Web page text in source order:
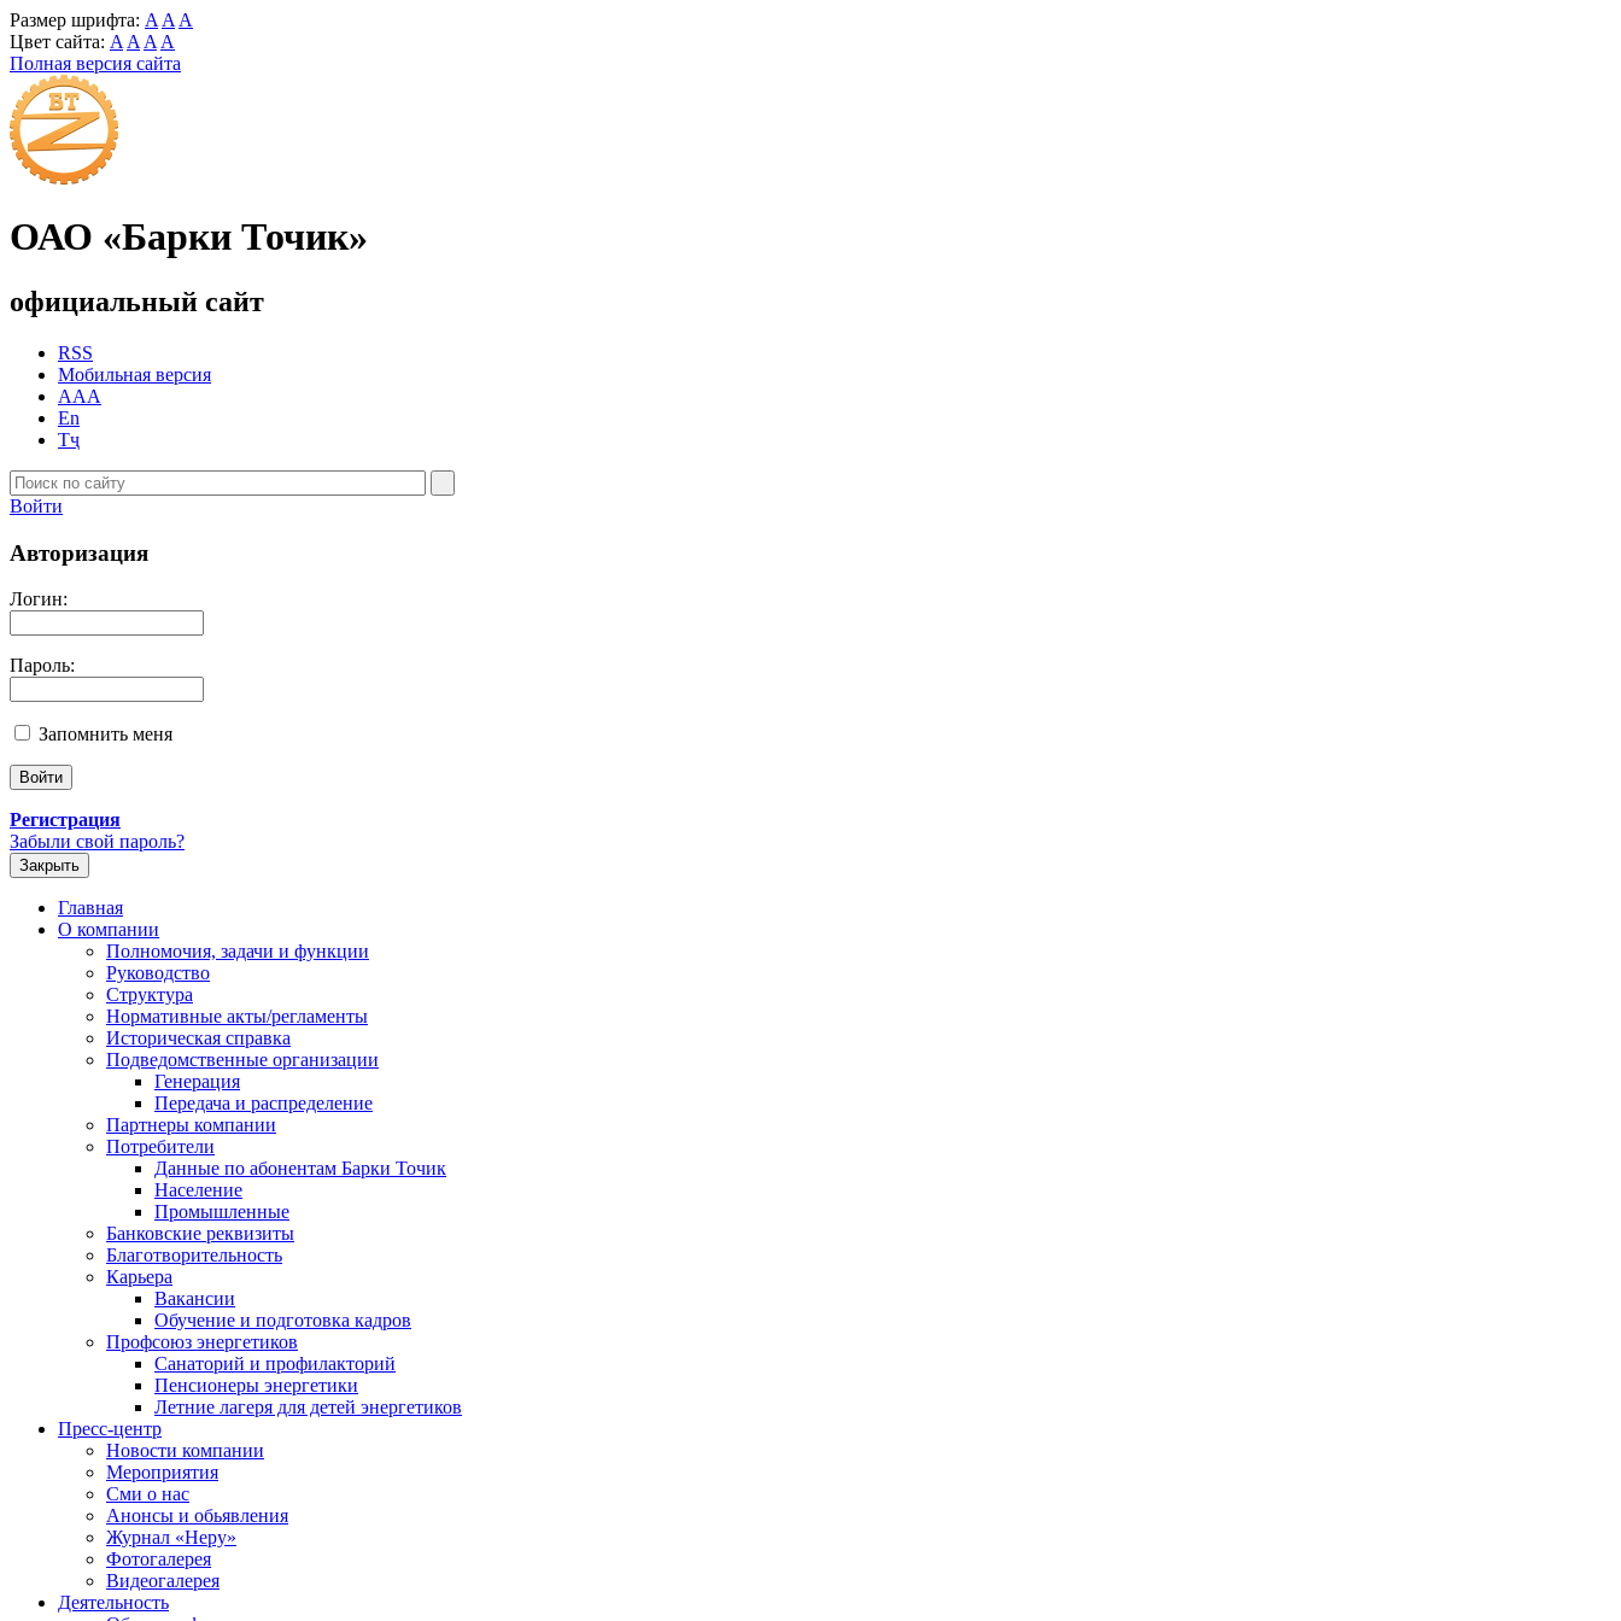
Размер шрифта: A A A
Цвет сайта: A A A A
Полная версия сайта
ОАО «Барки Точик»
официальный сайт
RSS
Мобильная версия
AAA
En
Тҷ
Войти
Авторизация
Логин:
Пароль:
Запомнить меня
Регистрация
Забыли свой пароль?
Закрыть
Главная
О компании
Полномочия, задачи и функции
Руководство
Структура
Нормативные акты/регламенты
Историческая справка
Подведомственные организации
Генерация
Передача и распределение
Партнеры компании
Потребители
Данные по абонентам Барки Точик
Население
Промышленные
Банковские реквизиты
Благотворительность
Карьера
Вакансии
Обучение и подготовка кадров
Профсоюз энергетиков
Санаторий и профилакторий
Пенсионеры энергетики
Летние лагеря для детей энергетиков
Пресс-центр
Новости компании
Мероприятия
Сми о нас
Анонсы и обьявления
Журнал «Неру»
Фотогалерея
Видеогалерея
Деятельность